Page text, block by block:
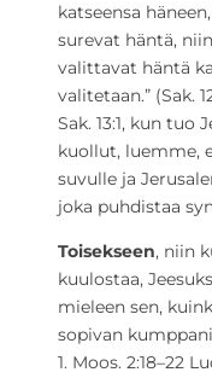
katseensa
surevat häntä,
valittavat häntä
valitetaan.” (Sak.
Sak. 13:1, kun
kuollut, luemme,
suvulle ja
joka puhdistaa
Toisekseen, niin
kuulostaa,
mieleen sen,
sopivan
1. Moos. 2:18–22